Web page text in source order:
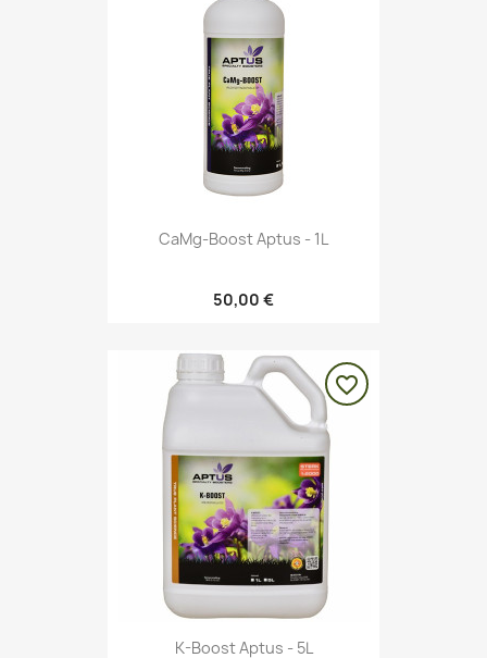
CaMg-Boost Aptus - 1L
50,00 €
K-Boost Aptus - 5L
favorite_border